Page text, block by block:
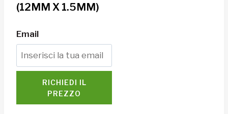
(12MM X 1.5MM)
Email
RICHIEDI IL
PREZZO